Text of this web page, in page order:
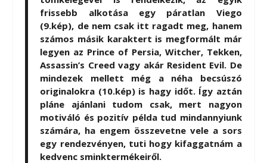
frissebb alkotása egy páratlan Viego
(9.kép), de nem csak itt ragadt meg, hanem
számos másik karaktert is megformált már
legyen az Prince of Persia, Witcher, Tekken,
Assassin’s Creed vagy akár Resident Evil. De
mindezek mellett még a néha becsúszó
originalokra (10.kép) is hagy időt. Így aztán
pláne ajánlani tudom csak, mert nagyon
motiváló és pozitív példa tud mindannyiunk
számára, ha engem összevetne vele a sors
egy rendezvényen, tuti hogy kifaggatnám a
kedvenc sminktermékeiről.